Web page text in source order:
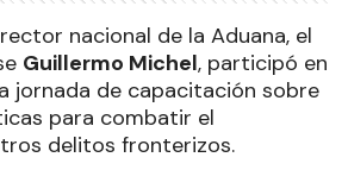
nacional de la Aduana, el
Guillermo Michel, participó en
jornada de capacitación sobre
para combatir el
delitos fronterizos.